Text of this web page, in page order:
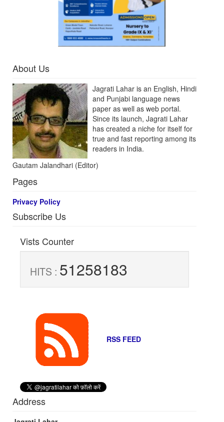
About Us
Jagrati Lahar is an English, Hindi
and Punjabi language news
paper as well as web portal.
Since its launch, Jagrati Lahar
has created a niche for itself for
true and fast reporting among its
readers in India.
Gautam Jalandhari (Editor)
Pages
Privacy Policy
Subscribe Us
Vists Counter
HITS : 51258183
RSS FEED
Address